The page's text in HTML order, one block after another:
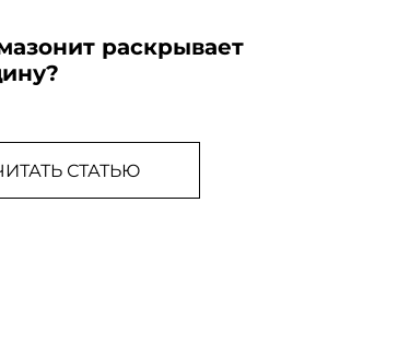
раскрывает
СТАТЬЮ